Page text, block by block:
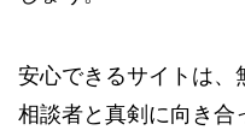
安心できるサイトは、
相談者と真剣に向き合